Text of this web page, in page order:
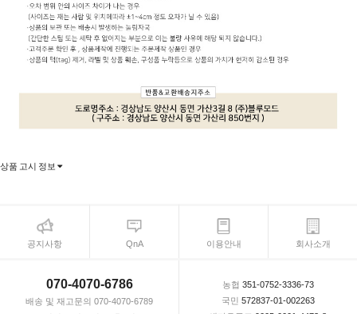
상품 고시 정보
공지사항 QnA 이용안내 회사소개
070-4070-6786
배송 및 재고문의 070-4070-6789
농협 351-0752-3336-73
국민 572837-01-002263